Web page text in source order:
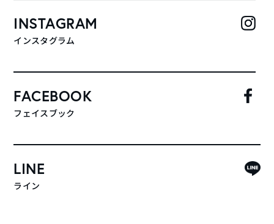
INSTAGRAM
インスタグラム
FACEBOOK
フェイスブック
LINE
ライン